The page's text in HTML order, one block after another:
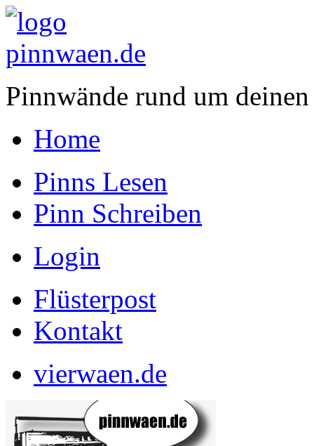
Pinnwände rund um
Home
Pinns Lesen
Pinn Schreiben
Login
Flüsterpost
Kontakt
vierwaen.de